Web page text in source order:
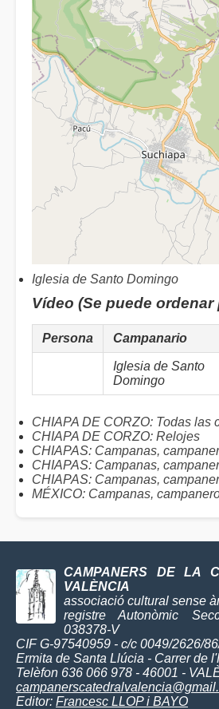
Iglesia de Santo Domingo
Vídeo (Se puede
Persona Campanario
Iglesia de Santo
Domingo
CHIAPA DE CORZO: Todas las
CHIAPA DE CORZO: Relojes
CHIAPAS: Campanas,
CHIAPAS: Campanas,
CHIAPAS: Campanas,
MÉXICO: Campanas,
CAMPANERS DE LA
VALÈNCIA
associació cultural sense
registre Autonòmic
038378-V
CIF G-97540959 - c/c 0049/2626/
Ermita de Santa Llúcia - Carrer de
Telèfon 636 066 978 - 46001 -
Editor: Francesc LLOP i BAYO